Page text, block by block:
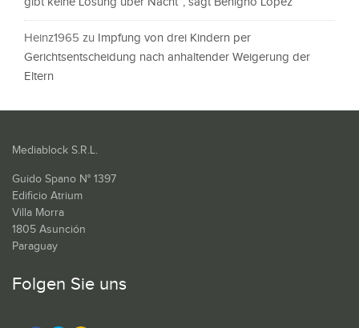
Heinz1965 zu Impfung von drei Kindern per
Gerichtsentscheidung nach anhaltender Weigerung der
Eltern
Mediablock S.R.L.
Guido Spano N° 1397
Edificio Atrium
Villa Morra
1805 Asunción
Paraguay
Folgen Sie uns